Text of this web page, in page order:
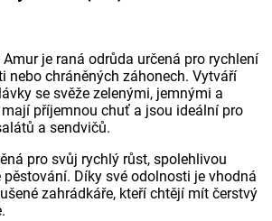
je raná odrůda určená pro rychlení
nebo chráněných záhonech. Vytváří
se svěže zelenými, jemnými a
mají příjemnou chuť a jsou ideální pro
a sendvičů.
pro svůj rychlý růst, spolehlivou
Díky své odolnosti je vhodná
zahrádkáře, kteří chtějí mít čerstvý